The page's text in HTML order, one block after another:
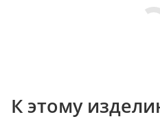
К этому